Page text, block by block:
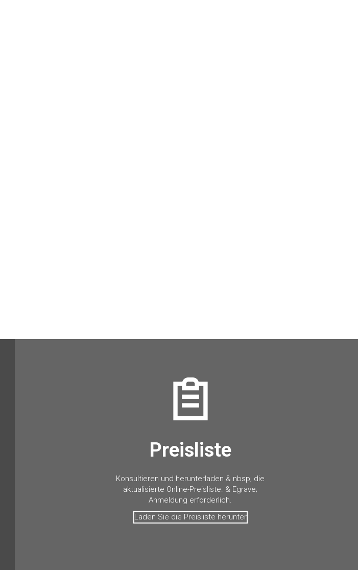
Preisliste
Konsultieren und herunterladen & nbsp; die
aktualisierte Online-Preisliste. & Egrave;
Anmeldung erforderlich.
Laden Sie die Preisliste herunter